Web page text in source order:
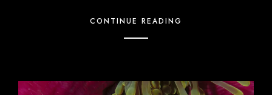
CONTINUE READING